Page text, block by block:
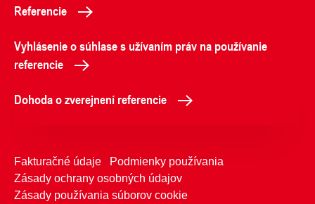
Referencie
Vyhlásenie o súhlase s užívaním práv na používanie
referencie
Dohoda o zverejnení referencie
Fakturačné údaje
Podmienky používania
Zásady ochrany osobných údajov
Zásady používania súborov cookie